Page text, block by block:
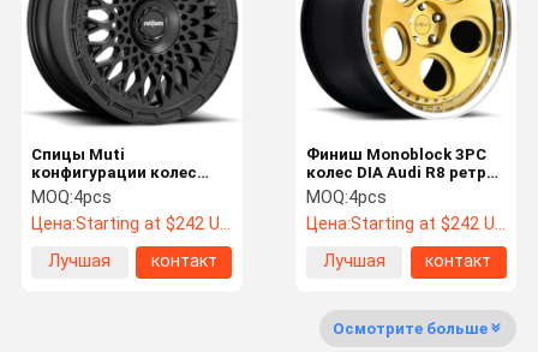
Дом Продукты О Нас
Путешестви
Проверка
Свяжитесь
Случаи
Финиш Monoblock 3PC
колес DIA Audi R8 ретро
Rotiform изготовленный
на заказ
MOQ:4pcs
Цена:Starting at $242 US Dollars ea
Лучшая
контакт
Спицы Muti
конфигурации колес
LHR-M 2PC 3PC 2 частей
Rotiform выкованные
MOQ:4pcs
Цена:Starting at $242 US Dollars ea
Лучшая
контакт
Осмотрите больше